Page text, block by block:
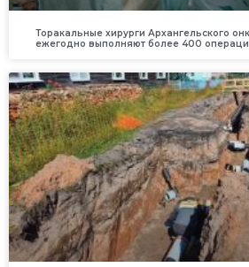
Торакальные хирурги Архангельского
ежегодно выполняют более 400